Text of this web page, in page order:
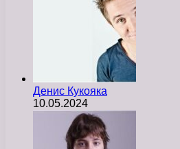
Денис Кукояка
10.05.2024